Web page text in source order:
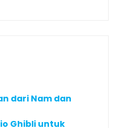
dari Nam dan
Ghibli untuk